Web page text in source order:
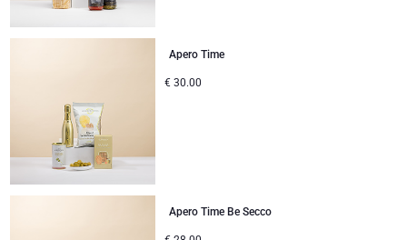
Apero Time
€ 30.00
Apero Time Be Secco